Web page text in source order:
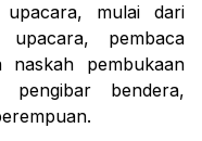
mulai dari
pembaca
naskah pembukaan
bendera,